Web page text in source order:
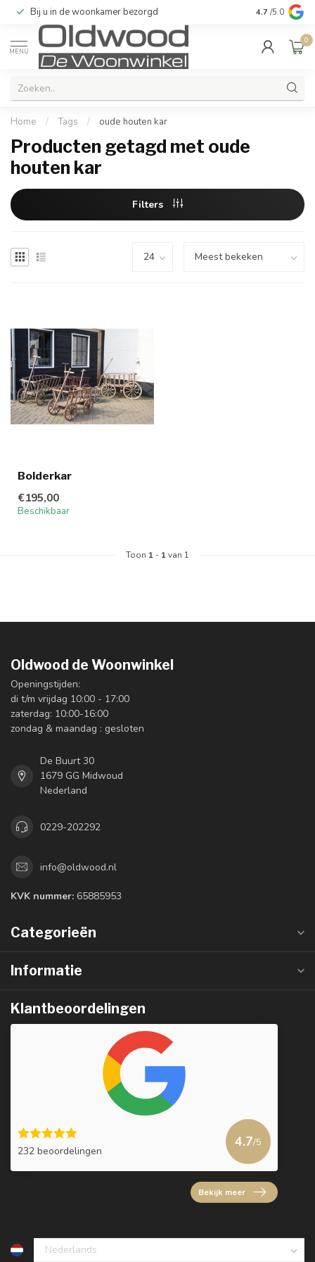
Bij u in de woonkamer bezorgd Kwaliteit &
4.7 /5.0
MENU
0
Home / Tags / oude houten kar
Producten getagd met oude
houten kar
Filters
Bolderkar
€195,00
Beschikbaar
Toon 1 - 1van 1
Oldwood de Woonwinkel
Openingstijden:
di t/m vrijdag 10:00 - 17:00
zaterdag: 10:00-16:00
zondag & maandag : gesloten
De Buurt 30
1679 GG Midwoud
Nederland
0229-202292
info@oldwood.nl
KVK nummer: 65885953
Categorieën
Informatie
Klantbeoordelingen
232 beoordelingen
4.7/5
Bekijk meer